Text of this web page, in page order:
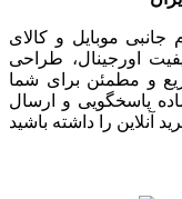
موبایل و کالای
اورجینال، طراحی
و مطمئن برای شما
پاسخگویی و ارسال